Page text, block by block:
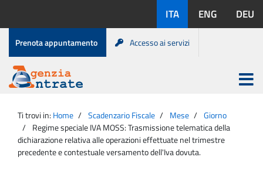
contenuto
disponibili:
ITA ENG DEU
Menu
di
servizio
Prenota appuntamento Accesso ai servizi
Agenzia
Entrate
Apri
menu
principale
Ti trovi in: Home Scadenzario Fiscale Mese
Giorno
Regime speciale IVA MOSS: Trasmissione telematica della
dichiarazione relativa alle operazioni effettuate nel trimestre
precedente e contestuale versamento dell'Iva dovuta.